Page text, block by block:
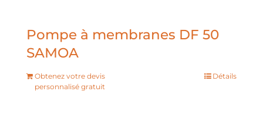
Pompe à membranes DF 50
SAMOA
Obtenez votre devis
personnalisé gratuit
Détails